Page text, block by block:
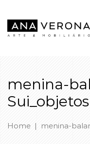
menina-
Sui_objetos
Home | menina-